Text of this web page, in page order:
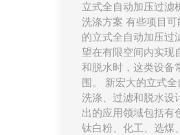
立式全自动加压过滤
洗涤方案 有些项目
的立式全自动加压过
望在有限空间内实现
和脱水时，这类设备
围。 新宏大的立式
洗涤、过滤和脱水设
出的应用领域包括有
钛白粉、化工、选煤